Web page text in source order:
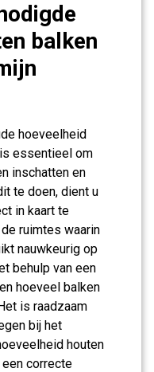
balken
hoeveelheid
essentieel om
inschatten en
te doen, dient u
in kaart te
ruimtes waarin
nauwkeurig op
behulp van een
hoeveel balken
is raadzaam
bij het
houten
correcte